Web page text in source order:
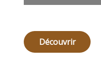
Découvrir